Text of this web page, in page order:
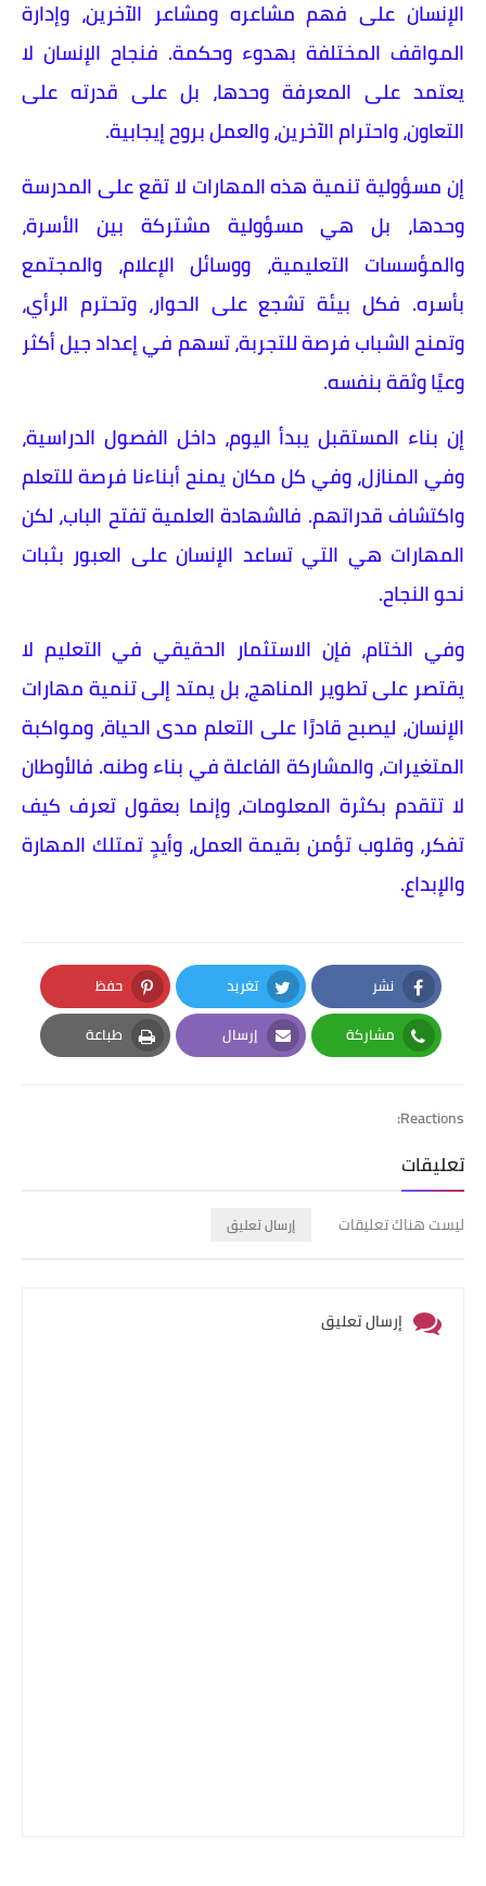
الإنسان على فهم مشاعره ومشاعر الآخرين، وإدارة
المواقف المختلفة بهدوء وحكمة. فنجاح الإنسان لا
يعتمد على المعرفة وحدها، بل على قدرته على
التعاون، واحترام الآخرين، والعمل بروح إيجابية.
إن مسؤولية تنمية هذه المهارات لا تقع على المدرسة
وحدها، بل هي مسؤولية مشتركة بين الأسرة،
والمؤسسات التعليمية، ووسائل الإعلام، والمجتمع
بأسره. فكل بيئة تشجع على الحوار، وتحترم الرأي،
وتمنح الشباب فرصة للتجربة، تسهم في إعداد جيل أكثر
وعيًا وثقة بنفسه.
إن بناء المستقبل يبدأ اليوم، داخل الفصول الدراسية،
وفي المنازل، وفي كل مكان يمنح أبناءنا فرصة للتعلم
واكتشاف قدراتهم. فالشهادة العلمية تفتح الباب، لكن
المهارات هي التي تساعد الإنسان على العبور بثبات
نحو النجاح.
وفي الختام، فإن الاستثمار الحقيقي في التعليم لا
يقتصر على تطوير المناهج، بل يمتد إلى تنمية مهارات
الإنسان، ليصبح قادرًا على التعلم مدى الحياة، ومواكبة
المتغيرات، والمشاركة الفاعلة في بناء وطنه. فالأوطان
لا تتقدم بكثرة المعلومات، وإنما بعقول تعرف كيف
تفكر، وقلوب تؤمن بقيمة العمل، وأيدٍ تمتلك المهارة
والإبداع.
نشر
Facebook
تغريد
Twitter
حفظ
Pinterest
مشاركة
Whatsapp
إرسال
Email
طباعة
Print
Reactions:
تعليقات
ليست هناك تعليقات إرسال تعليق
إرسال تعليق